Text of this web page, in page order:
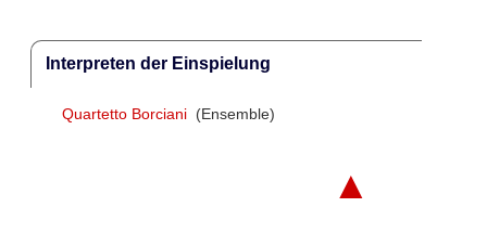
Interpreten der Einspielung
Quartetto Borciani (Ensemble)
▲